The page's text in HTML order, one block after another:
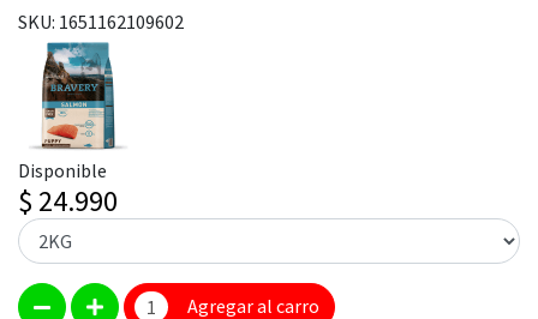
SKU: 1651162109602
Disponible
$ 24.990
Agregar al carro